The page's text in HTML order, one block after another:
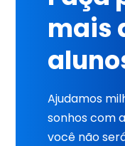
mais
Ajudamos
sonhos com
você não